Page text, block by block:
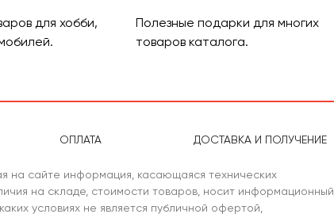
для хобби,
Полезные подарки для многих
товаров каталога.
ОПЛАТА ДОСТАВКА И ПОЛУЧЕНИЕ
на сайте информация, касающаяся технических
на складе, стоимости товаров, носит информационный
условиях не является публичной офертой,